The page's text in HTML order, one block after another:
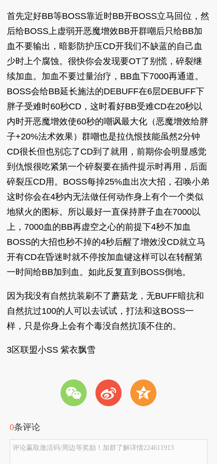
首先定好BB等BOSS靠近时BB开BOSS立马回位，然
后给BOSS上虚弱开恶魔增效BB开群嘲后只给BB加
血不要输出，暗影防护压CD开我们不缺蓝的自己血
少时上个腐蚀。很快你会发现要OT了别慌，碎裂继
续加血。加血不要过量治疗，BB血下7000再通道。
BOSS会给BB延长施法的DEBUFF在6层DEBUFF下
胖子受难时60秒CD，这时看好BB受难CD在20秒以
内时开恶魔增效使60秒的嘲讽最大化（恶魔增效给胖
子+20%法术效果）群嘲也是拉仇恨技能虽然2分钟
CD很长但也别忘了CD到了就用，前期你会明显感觉
到仇恨很吃紧第一个碎裂要在插件提示时再用，后面
碎裂压CD用。BOSS每掉25%血出次大招，召唤小弟
这时你会在4秒内无法做任何动作身上有个一个类似
地狱火的图标。所以最好一直保持胖子血在7000以
上，7000血的BB再虚空之心的前提下4秒不加血
BOSS的大招也秒不掉的4秒后醒了增效没CD就立马
开有CD在昏迷时就不停按加血键这样可以在转醒第
一时间给BB加到血。如此反复直到BOSS倒地。
因为我没有自然抗装刷不了蘑菇龙，无BUFF暗抗和
自然抗过100的人可以去试试，打法和这BOSS一
样，只是你身上会有个毒没自然抗顶不住的。
3区联盟小SS 紫衣飘雪
w t z
0条评论
评论赢取激活码/周边等奖励！加群了解详情224611913